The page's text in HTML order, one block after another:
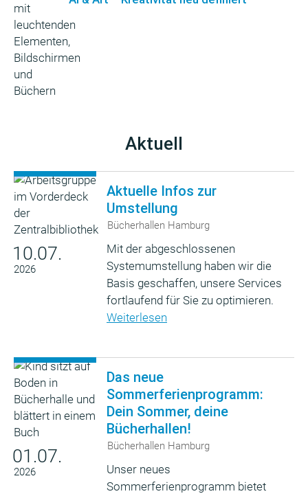
Aktuell
10.07.
2026
Aktuelle Infos zur
Umstellung
Bücherhallen Hamburg
Mit der abgeschlossenen
Systemumstellung haben wir die
Basis geschaffen, unsere Services
fortlaufend für Sie zu optimieren.
Weiterlesen
01.07.
2026
Das neue
Sommerferienprogramm:
Dein Sommer, deine
Bücherhallen!
Bücherhallen Hamburg
Unser neues
Sommerferienprogramm bietet